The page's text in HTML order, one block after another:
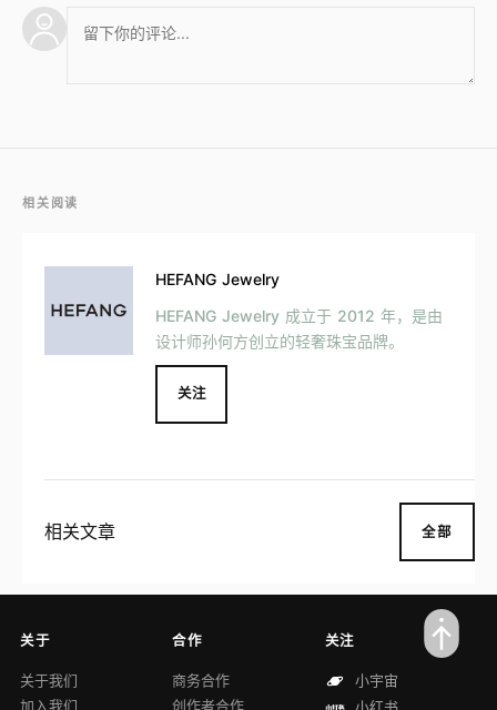
相关阅读
HEFANG Jewelry
HEFANG Jewelry 成立于 2012 年，是由
设计师孙何方创立的轻奢珠宝品牌。
关注
相关文章 全部
关于
关于我们
加入我们
合作
商务合作
创作者合作
关注
小宇宙